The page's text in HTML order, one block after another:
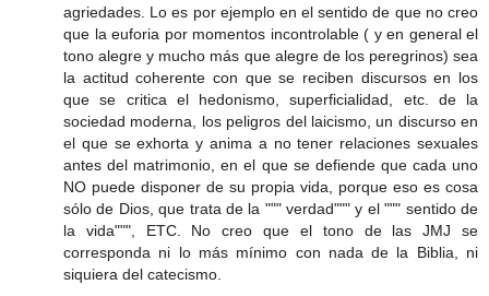
agriedades. Lo es por ejemplo en el sentido de que no creo
que la euforia por momentos incontrolable ( y en general el
tono alegre y mucho más que alegre de los peregrinos) sea
la actitud coherente con que se reciben discursos en los
que se critica el hedonismo, superficialidad, etc. de la
sociedad moderna, los peligros del laicismo, un discurso en
el que se exhorta y anima a no tener relaciones sexuales
antes del matrimonio, en el que se defiende que cada uno
NO puede disponer de su propia vida, porque eso es cosa
sólo de Dios, que trata de la """ verdad""" y el """ sentido de
la vida""", ETC. No creo que el tono de las JMJ se
corresponda ni lo más mínimo con nada de la Biblia, ni
siquiera del catecismo.